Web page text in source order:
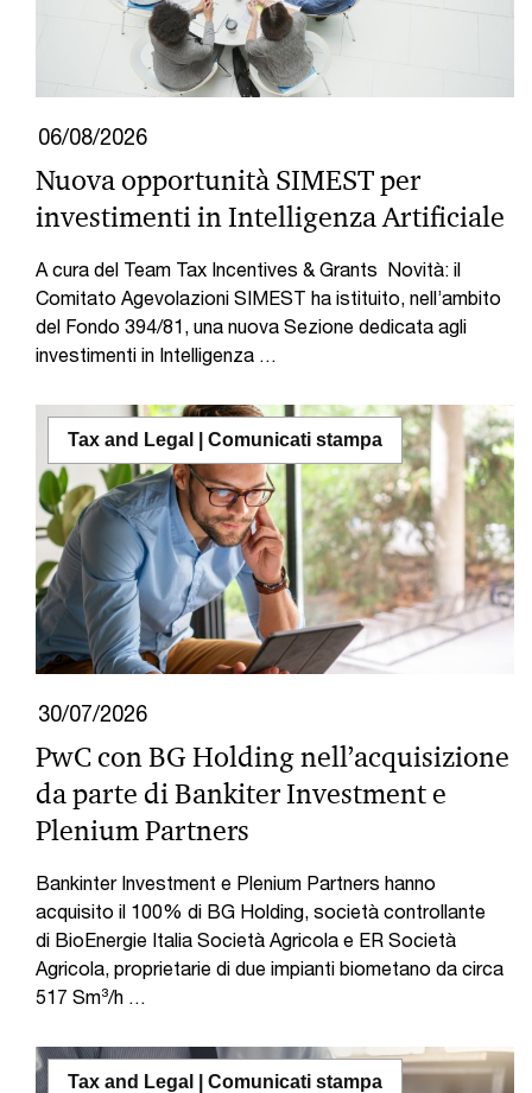
06/08/2026
Nuova opportunità SIMEST per
investimenti in Intelligenza Artificiale
A cura del Team Tax Incentives & Grants Novità: il
Comitato Agevolazioni SIMEST ha istituito, nell’ambito
del Fondo 394/81, una nuova Sezione dedicata agli
investimenti in Intelligenza …
Tax and Legal | Comunicati stampa
30/07/2026
PwC con BG Holding nell’acquisizione
da parte di Bankiter Investment e
Plenium Partners
Bankinter Investment e Plenium Partners hanno
acquisito il 100% di BG Holding, società controllante
di BioEnergie Italia Società Agricola e ER Società
Agricola, proprietarie di due impianti biometano da circa
517 Sm³/h …
Tax and Legal | Comunicati stampa